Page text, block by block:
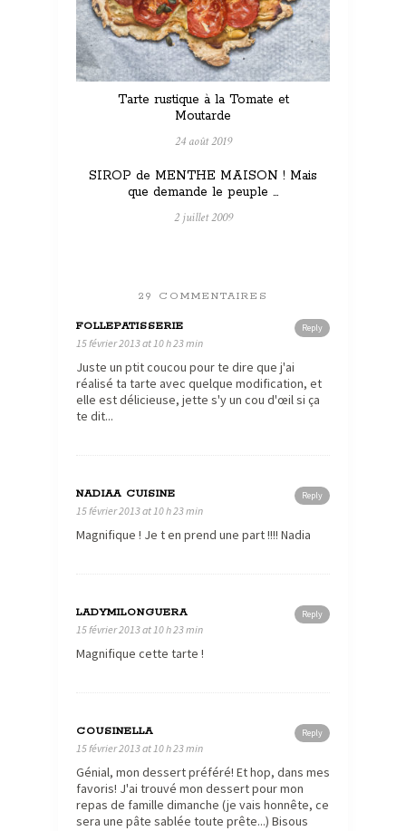
Tarte rustique à la Tomate et
Moutarde
24 août 2019
SIROP de MENTHE MAISON ! Mais
que demande le peuple …
2 juillet 2009
29 COMMENTAIRES
Reply
FOLLEPATISSERIE
15 février 2013 at 10 h 23 min
Juste un ptit coucou pour te dire que j'ai
réalisé ta tarte avec quelque modification, et
elle est délicieuse, jette s'y un cou d'œil si ça
te dit...
Reply
NADIAA CUISINE
15 février 2013 at 10 h 23 min
Magnifique ! Je t en prend une part !!!! Nadia
Reply
LADYMILONGUERA
15 février 2013 at 10 h 23 min
Magnifique cette tarte !
Reply
COUSINELLA
15 février 2013 at 10 h 23 min
Génial, mon dessert préféré! Et hop, dans mes
favoris! J'ai trouvé mon dessert pour mon
repas de famille dimanche (je vais honnête, ce
sera une pâte sablée toute prête...) Bisous